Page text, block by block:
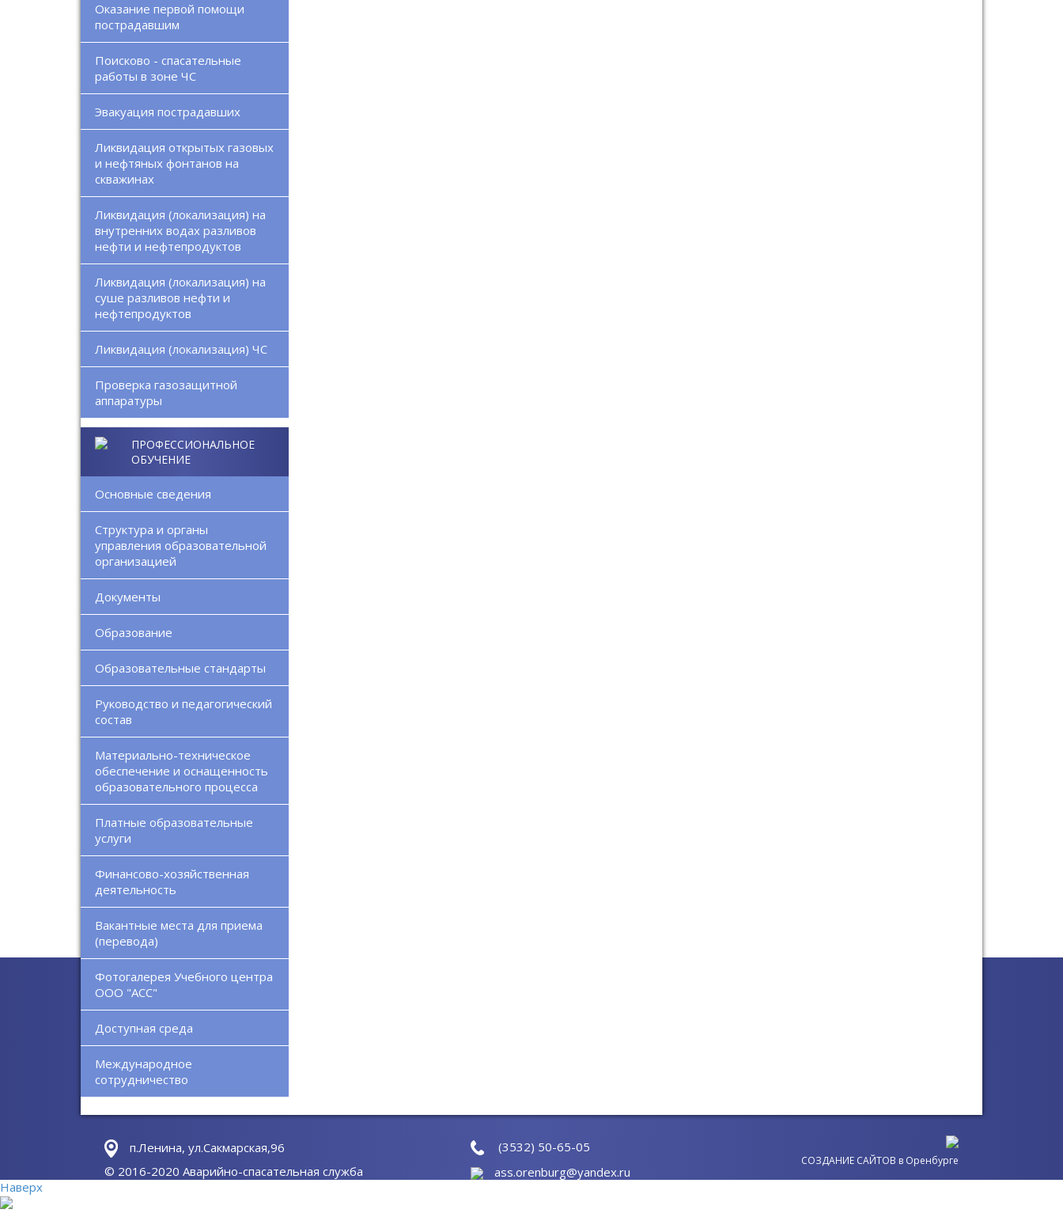
Оказание первой помощи
пострадавшим
Поисково - спасательные
работы в зоне ЧС
Эвакуация пострадавших
Ликвидация открытых газовых
и нефтяных фонтанов на
скважинах
Ликвидация (локализация) на
внутренних водах разливов
нефти и нефтепродуктов
Ликвидация (локализация) на
суше разливов нефти и
нефтепродуктов
Ликвидация (локализация) ЧС
Проверка газозащитной
аппаратуры
ПРОФЕССИОНАЛЬНОЕ
ОБУЧЕНИЕ
Основные сведения
Структура и органы
управления образовательной
организацией
Документы
Образование
Образовательные стандарты
Руководство и педагогический
состав
Материально-техническое
обеспечение и оснащенность
образовательного процесса
Платные образовательные
услуги
Финансово-хозяйственная
деятельность
Вакантные места для приема
(перевода)
Фотогалерея Учебного центра
ООО "АСС"
Доступная среда
Международное
сотрудничество
п.Ленина, ул.Сакмарская,96
© 2016-2020 Аварийно-спасательная служба
(3532) 50-65-05
ass.orenburg@yandex.ru
СОЗДАНИЕ САЙТОВ в Оренбурге
Наверх